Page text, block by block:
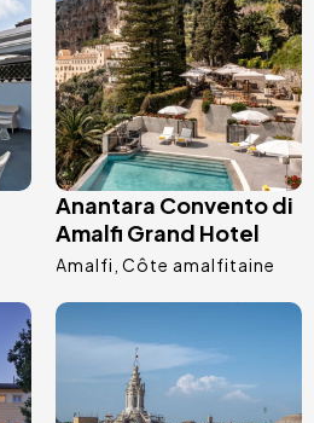
Anantara Convento di
Amalfi Grand Hotel
Amalfi Côte amalfitaine
Image